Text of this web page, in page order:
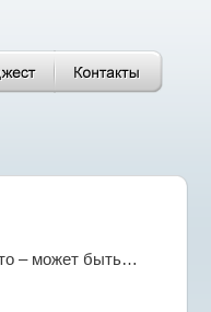
то – может быть…